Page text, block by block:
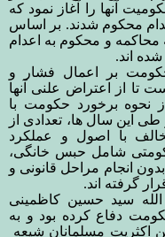
آنها را آغاز نمود که
محکوم شدند. بر اساس
محاربه محاکمه و محکوم به اعدام
انتخابات ماه ژوئن 2009، حکومت بر اعمال فشار و
تا از اعتراض علنی آنها
از نحوه برخورد حکومت با
طی این سال ها، تعدادی از
با اصول و عملکرد
شامل حبس خانگی،
انجام مراحل قانونی و
گرفته اند.
اکتبر سال 2006، آیت الله سید حسین کاظمینی
دفاع کرده بود و به
اکثریت مسلمانان شیعه